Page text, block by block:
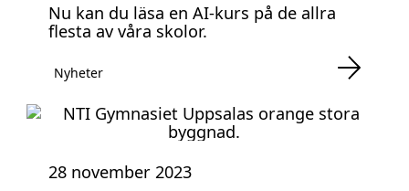
Nu kan du läsa en AI-kurs på de allra
flesta av våra skolor.
Nyheter
28 november 2023